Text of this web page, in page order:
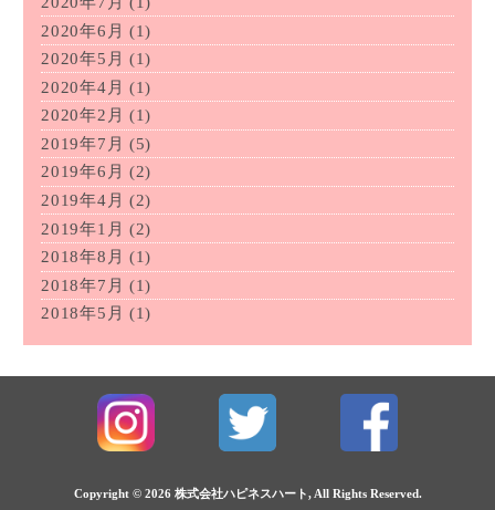
2020年6月 (1)
2020年5月 (1)
2020年4月 (1)
2020年2月 (1)
2019年7月 (5)
2019年6月 (2)
2019年4月 (2)
2019年1月 (2)
2018年8月 (1)
2018年7月 (1)
2018年5月 (1)
Copyright © 2026 株式会社ハピネスハート, All Rights Reserved.